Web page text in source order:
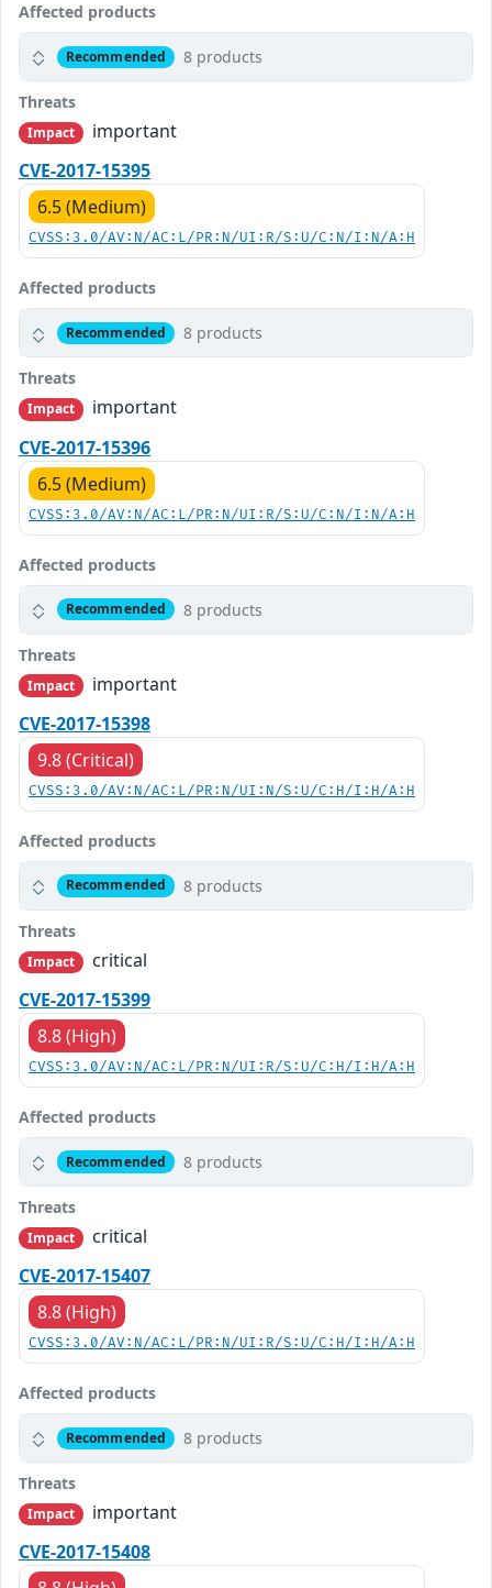
Affected products
Recommended 8 products
Threats
Impact
important
CVE-2017-15395
6.5 (Medium)
CVSS:3.0/AV:N/AC:L/PR:N/UI:R/S:U/C:N/I:N/A:H
Affected products
Recommended 8 products
Threats
Impact
important
CVE-2017-15396
6.5 (Medium)
CVSS:3.0/AV:N/AC:L/PR:N/UI:R/S:U/C:N/I:N/A:H
Affected products
Recommended 8 products
Threats
Impact
important
CVE-2017-15398
9.8 (Critical)
CVSS:3.0/AV:N/AC:L/PR:N/UI:N/S:U/C:H/I:H/A:H
Affected products
Recommended 8 products
Threats
Impact
critical
CVE-2017-15399
8.8 (High)
CVSS:3.0/AV:N/AC:L/PR:N/UI:R/S:U/C:H/I:H/A:H
Affected products
Recommended 8 products
Threats
Impact
critical
CVE-2017-15407
8.8 (High)
CVSS:3.0/AV:N/AC:L/PR:N/UI:R/S:U/C:H/I:H/A:H
Affected products
Recommended 8 products
Threats
Impact
important
CVE-2017-15408